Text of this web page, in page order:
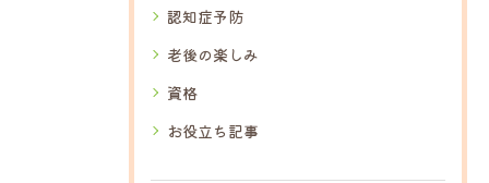
認知症予防
老後の楽しみ
資格
お役立ち記事